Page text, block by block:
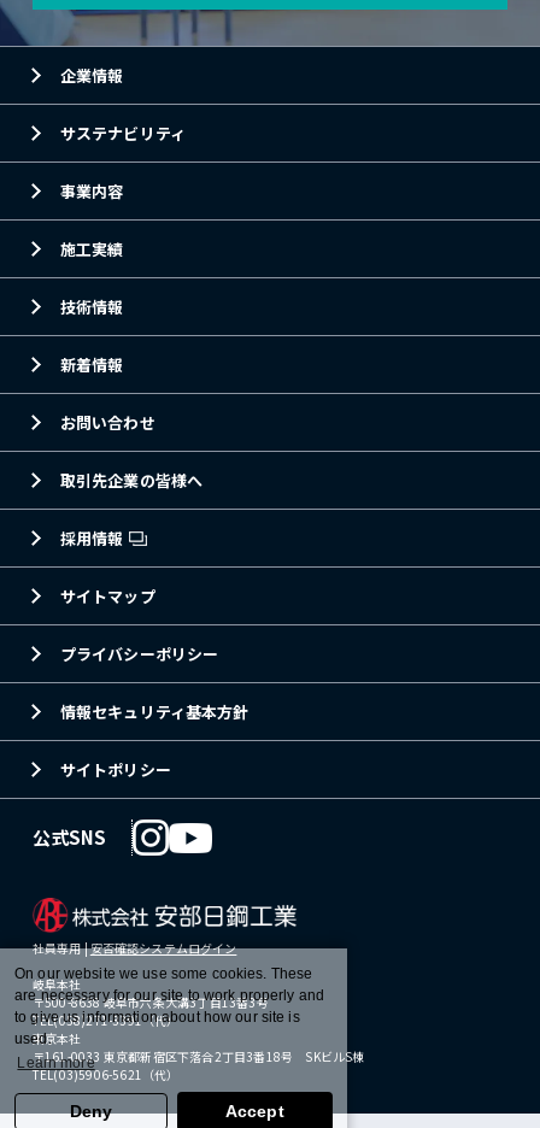
企業情報
サステナビリティ
事業内容
施工実績
技術情報
新着情報
お問い合わせ
取引先企業の皆様へ
採用情報
サイトマップ
プライバシーポリシー
情報セキュリティ基本方針
サイトポリシー
公式SNS
社員専用 |安否確認システムログイン
岐阜本社
〒500-8638 岐阜市六条大溝3丁目13番3号
TEL(058)271-3391（代）
東京本社
〒161-0033 東京都新宿区下落合2丁目3番18号 SKビルS棟
TEL(03)5906-5621（代）
On our website we use some cookies. These
are necessary for our site to work properly and
to give us information about how our site is
used.
Learn more
Deny Accept